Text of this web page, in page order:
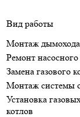
Вид работы
Монтаж дымохода
Ремонт
Замена газового
Монтаж системы
Установка
котлов